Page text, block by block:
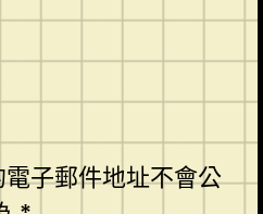
子郵件地址不會公